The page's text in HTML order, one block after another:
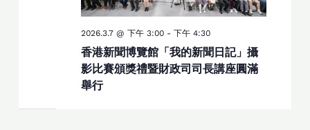
香港新聞博覽館「我的新聞日記」攝
影比賽頒獎禮暨財政司司長講座圓滿
舉行
2026.3.7 @ 下午 3:00- 下午 4:30